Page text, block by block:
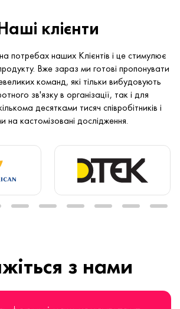
клієнти
потребах наших Клієнтів і це стимулює
Вже зараз ми готові пропонувати
команд, які тільки вибудовують
зв'язку в організації, так і для
десятками тисяч співробітників і
на кастомізовані дослідження.
з нами